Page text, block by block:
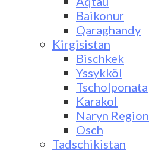
Baikonur
Qaraghandy
Kirgisistan
Bischkek
Yssykköl
Tscholponata
Karakol
Naryn Region
Osch
Tadschikistan